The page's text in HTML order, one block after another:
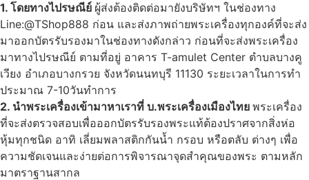
1. โดยทางไปรษณีย์ ผู้ส่งต้องติดต่อมายังบริษัทฯ ในช่องทาง
Line:@TShop888 ก่อน และส่งภาพถ่ายพระเครื่องทุกองค์ที่จะส่ง
มาออกบัตรรับรองมาในช่องทางดังกล่าว ก่อนที่จะส่งพระเครื่อง
มาทางไปรษณีย์ ตามที่อยู่ อาคาร T-amulet Center ตำบลบางคู
เวียง อำเภอบางกรวย จังหวัดนนทบุรี 11130 ระยะเวลาในการทำ
ประมาณ 7-10วันทำการ
2. นำพระเครื่องเข้ามาหาเราที่ บ.พระเครื่องเมืองไทย พระเครื่อง
ที่จะส่งตรวจสอบเพื่อออกบัตรรับรองพระแท้ต้องปราศจากสิ่งห่อ
หุ้มทุกชนิด อาทิ เลี่ยมพลาสติกกันน้ำ กรอบ หรือตลับ ต่างๆ เพื่อ
ความชัดเจนและง่ายต่อการพิจารณาจุดสำคุณของพระ ตามหลัก
มาตราฐานสากล